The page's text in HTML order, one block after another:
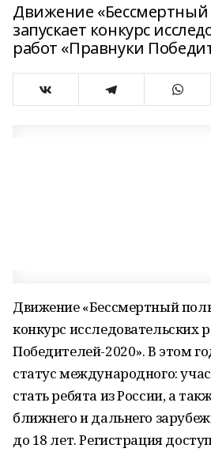
Движение «Бессмертный
запускает конкурс
работ «Правнуки
Движение «Бессмертный
конкурс исследовательских
Победителей-2020». В этом
статус международного:
стать ребята из России, а
ближнего и дальнего
до 18 лет. Регистрация